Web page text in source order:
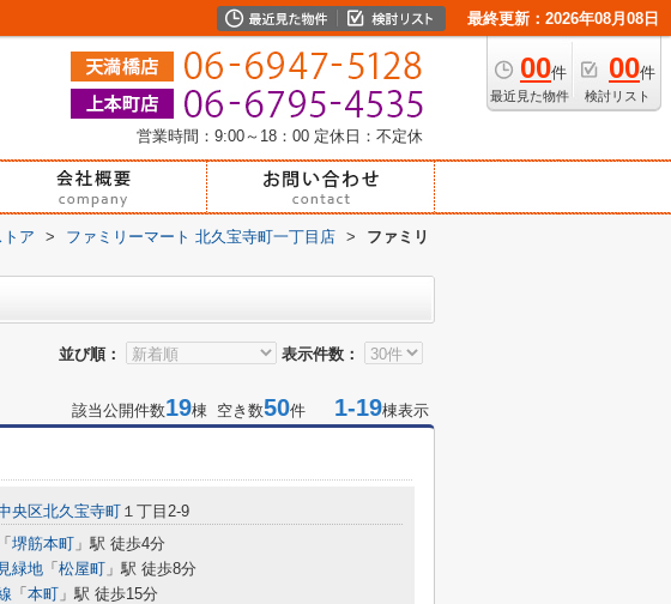
最終更新：2026年08月08日
00件
最近見た物件
00件
検討リスト
営業時間：9:00～18：00 定休日：不定休
ア > ファミリーマート 北久宝寺町一丁目店 >
ファミリ
並び順： 表示件数：
該当公開件数19棟 空き数50件 1-19棟表示
央区北久宝寺町 １丁目2-9
「 堺筋本町 」駅 徒歩4分
緑地 「 松屋町 」駅 徒歩8分
「 本町 」駅 徒歩15分